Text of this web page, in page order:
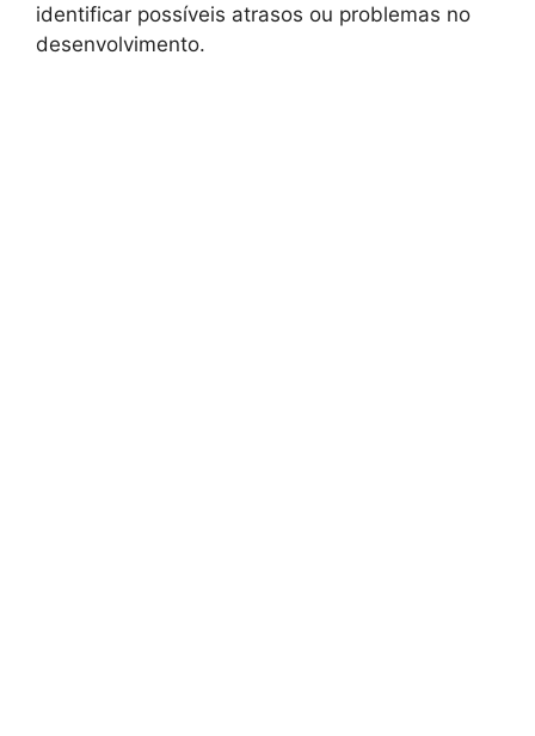
identificar possíveis atrasos ou problemas no
desenvolvimento.